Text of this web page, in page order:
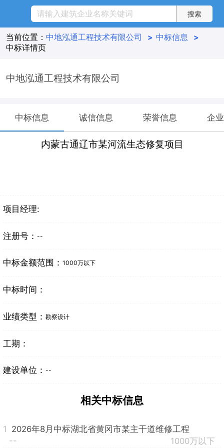
当前位置： 中地泓通工程技术有限公司 > 中标信息
>
中标详情页
中地泓通工程技术有限公司
中标信息 诚信信息 荣誉信息 企
内蒙古通辽市某河流生态修复项目
项目经理:
注册号： --
中标金额范围： 1000万以下
中标时间：
业绩类型： 勘察设计
工期：
建设单位： --
相关中标信息
1 2026年8月中标湖北省黄冈市某主干道维修工程
--
1000万以下